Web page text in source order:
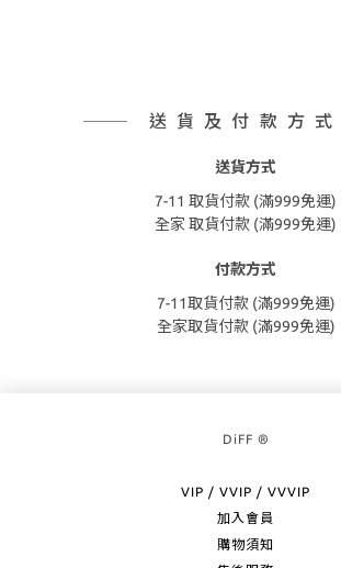
送貨及付款方式
送貨方式
7-11 取貨付款 (滿999免運)
全家 取貨付款 (滿999免運)
付款方式
7-11取貨付款 (滿999免運)
全家取貨付款 (滿999免運)
DiFF ®
VIP / VVIP / VVVIP
加入會員
購物須知